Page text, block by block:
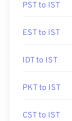
PST to IST
EST to IST
IDT to IST
PKT to IST
CST to IST